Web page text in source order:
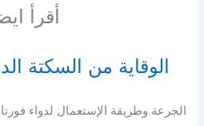
أقرأ
الوقاية من السكتة
الجرعة وطريقة الإستعمال لدواء